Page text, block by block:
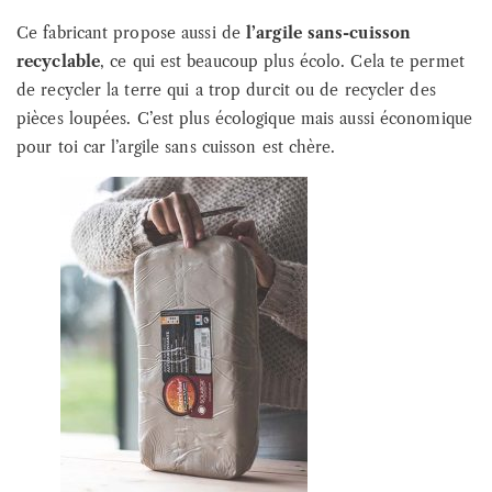
Ce fabricant propose aussi de l’argile sans-cuisson
recyclable, ce qui est beaucoup plus écolo. Cela te permet
de recycler la terre qui a trop durcit ou de recycler des
pièces loupées. C’est plus écologique mais aussi économique
pour toi car l’argile sans cuisson est chère.